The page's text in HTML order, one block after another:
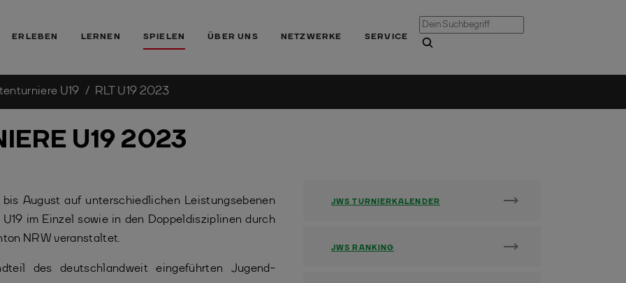
ERLEBEN LERNEN SPIELEN ÜBER UNS NETZWERKE SERVICE
U19 RLT U19 2023
U19 2023
bis August auf unterschiedlichen Leistungsebenen
im Einzel sowie in den Doppeldisziplinen durch
NRW veranstaltet.
des deutschlandweit eingeführten Jugend-
JWS TURNIERKALENDER
JWS RANKING